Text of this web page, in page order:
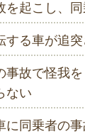
を起こし、
する車が追
事故で怪我
ない
に同乗者の